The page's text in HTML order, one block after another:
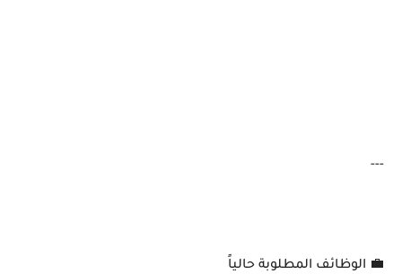
---
💼 الوظائف المطلوبة حالياً